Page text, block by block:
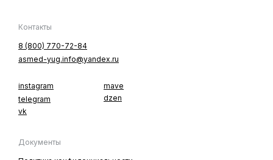
Документы
instagram
dzen
mave
vk
telegram
asmed-yug.info@yandex.ru
8 (800) 770-72-84
Контакты